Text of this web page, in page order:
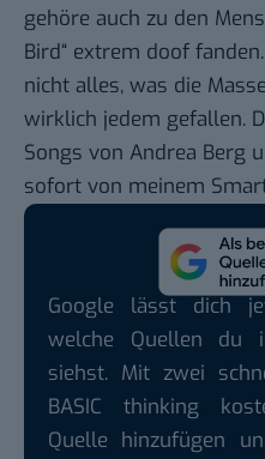
gehöre auch zu den
Bird“ extrem doof
nicht alles, was die
wirklich jedem gefallen.
Songs von Andrea Berg
sofort von meinem
Google lässt dich
welche Quellen du
siehst. Mit zwei
BASIC thinking
Quelle hinzufügen